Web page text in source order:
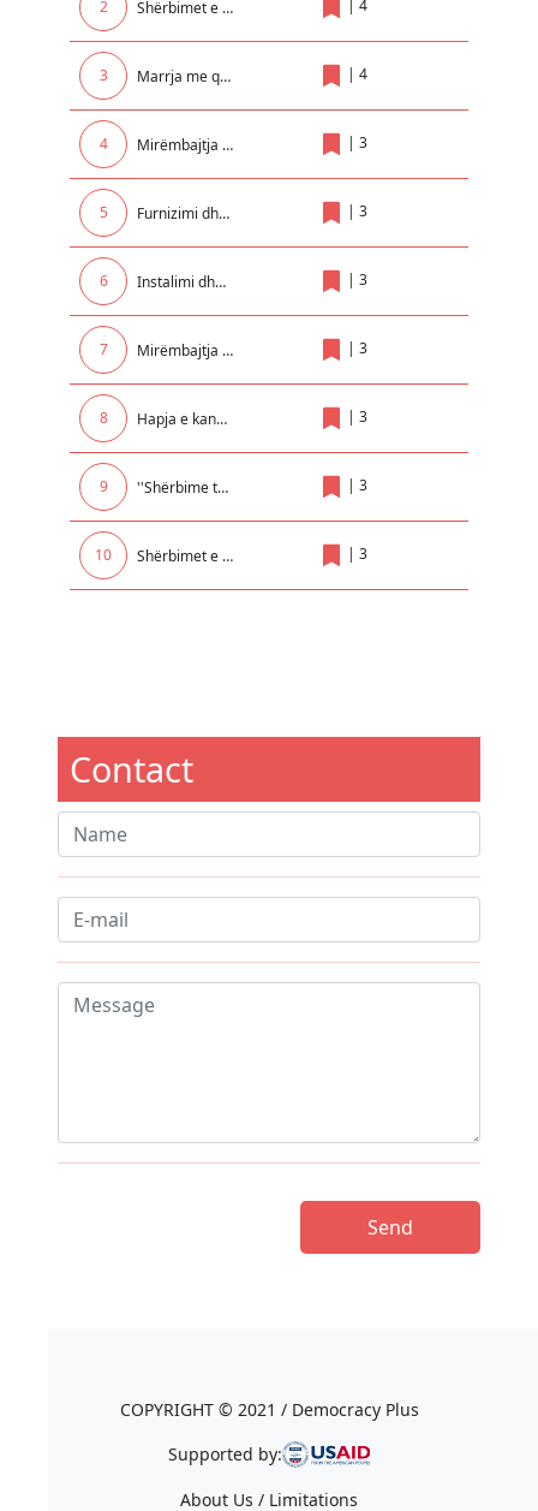
2 Shërbimet e zhvendosjes me marimangë dhe bllokimit të automjeteve në teritorin e Komunes së Malishevës | 4
3 Marrja me qera e makinerive për nevoja të NPL Kastrioti SH.A | 4
4 Mirëmbajtja e paisjeve kunder zjarrit në Objektin e Komunës dhe Insitucioneve tjera Komunale.. | 3
5 Furnizimi dhe vendosja e kontejnerëve nëntokësor në qytetin e Prizrenit | 3
6 Instalimi dhe mirëmbajtja e elektrikës në Institucionet Arsimore | 3
7 Mirëmbajtja dhe servisimi i sistemit te ngrohjes qendrore për GJ.TH. Mitrovicë me degët e saj në Rexhionin e Mitrovices ! | 3
8 Hapja e kanaleve per kullimin e tokave bujqesore ne fshatrat Komogllave, Pojate dhe Surqine | 3
9 ''Shërbime të ndryshme për seminare kongrese trajnime dhe udhëtime brenda dhe jashtë vendit për nevojat e UP-së '' | 3
10 Shërbimet e transportit të automjeteve, pajisjeve, mallrave dhe makinerisë së sekuestruar dhe të Konfiskua | 3
Contact
COPYRIGHT © 2021 / Democracy Plus
Supported by:
About Us / Limitations